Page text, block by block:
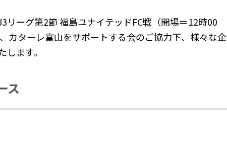
ーグ第2節 福島ユナイテッドFC戦（開場＝12時00
ターレ富山をサポートする会のご協力下、様々な企
ます。
ス